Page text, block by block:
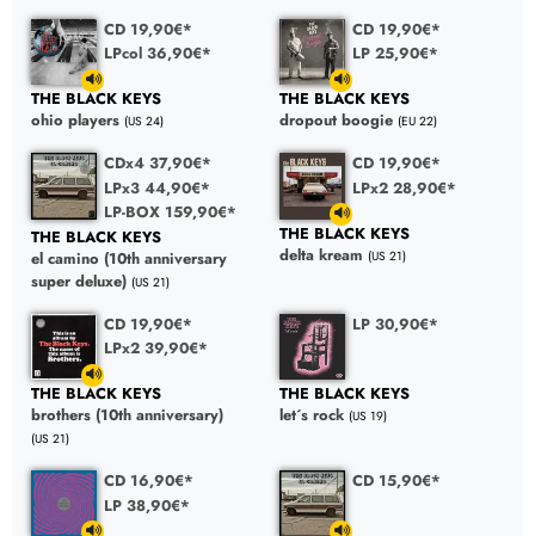
CD 19,90€*
LPcol 36,90€*
THE BLACK KEYS
ohio players (US 24)
CD 19,90€*
LP 25,90€*
THE BLACK KEYS
dropout boogie (EU 22)
CDx4 37,90€*
LPx3 44,90€*
LP-BOX 159,90€*
THE BLACK KEYS
el camino (10th anniversary
super deluxe) (US 21)
CD 19,90€*
LPx2 28,90€*
THE BLACK KEYS
delta kream (US 21)
CD 19,90€*
LPx2 39,90€*
THE BLACK KEYS
brothers (10th anniversary)
(US 21)
LP 30,90€*
THE BLACK KEYS
let´s rock (US 19)
CD 16,90€*
LP 38,90€*
CD 15,90€*